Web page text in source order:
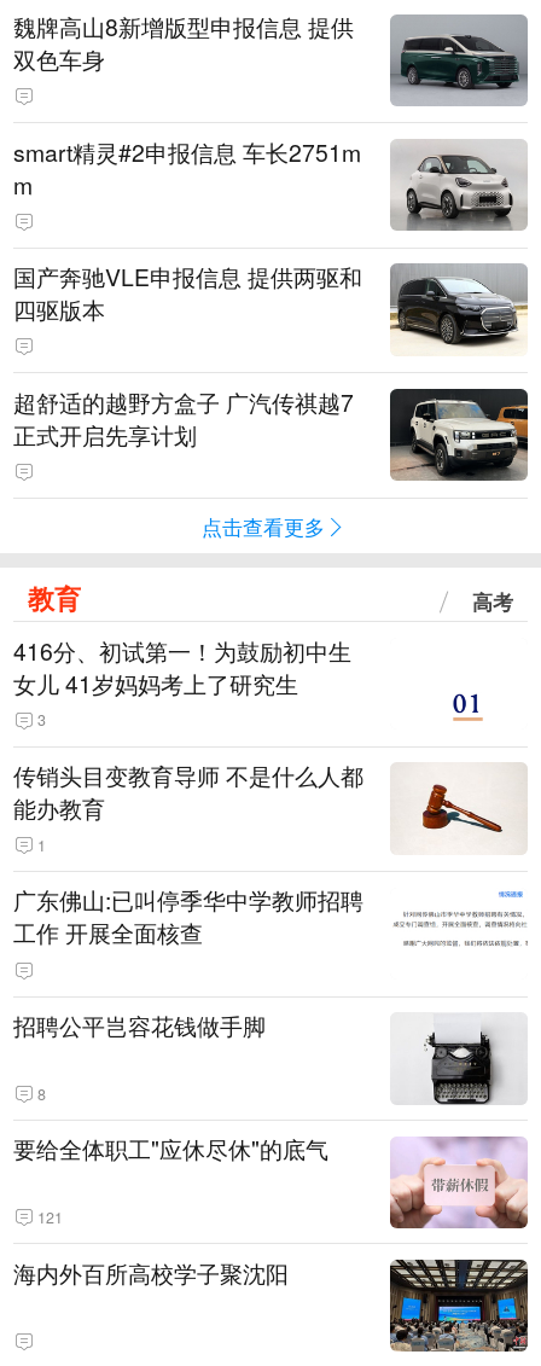
魏牌高山8新增版型申报信息 提供
双色车身
smart精灵#2申报信息 车长2751m
m
国产奔驰VLE申报信息 提供两驱和
四驱版本
超舒适的越野方盒子 广汽传祺越7
正式开启先享计划
点击查看更多
教育 高考
416分、初试第一！为鼓励初中生
女儿 41岁妈妈考上了研究生
3
传销头目变教育导师 不是什么人都
能办教育
1
广东佛山:已叫停季华中学教师招聘
工作 开展全面核查
招聘公平岂容花钱做手脚
8
要给全体职工"应休尽休"的底气
121
海内外百所高校学子聚沈阳